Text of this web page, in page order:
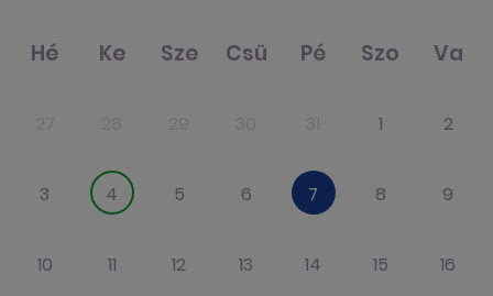
Hé Ke Sze Csü Pé Szo Va
1 2
3 4 5 6 7 8 9
10 11 12 13 14 15 16